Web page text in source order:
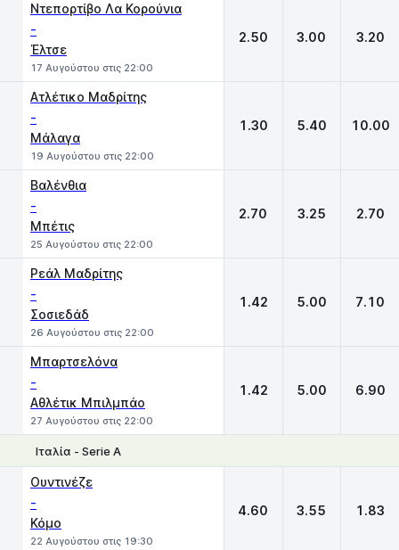
Ντεπορτίβο Λα Κορούνια
-
Έλτσε
17 Αυγούστου στις 22:00
2.50 3.00 3.20
Ατλέτικο Μαδρίτης
-
Μάλαγα
19 Αυγούστου στις 22:00
1.30 5.40 10.00
Βαλένθια
-
Μπέτις
25 Αυγούστου στις 22:00
2.70 3.25 2.70
Ρεάλ Μαδρίτης
-
Σοσιεδάδ
26 Αυγούστου στις 22:00
1.42 5.00 7.10
Μπαρτσελόνα
-
Αθλέτικ Μπιλμπάο
27 Αυγούστου στις 22:00
1.42 5.00 6.90
Ιταλία - Serie A
Ουντινέζε
-
Κόμο
22 Αυγούστου στις 19:30
4.60 3.55 1.83